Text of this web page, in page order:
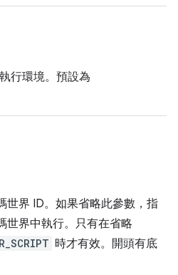
行環境。預設為
世界 ID。如果省略此參數，指
世界中執行。只有在省略
時才有效。開頭有底